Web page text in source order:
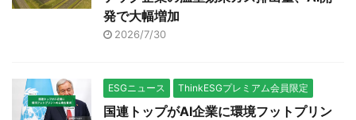
発で大幅増加
2026/7/30
ESGニュース ThinkESGプレミアム会員限定
国連トップがAI企業に環境フットプリン